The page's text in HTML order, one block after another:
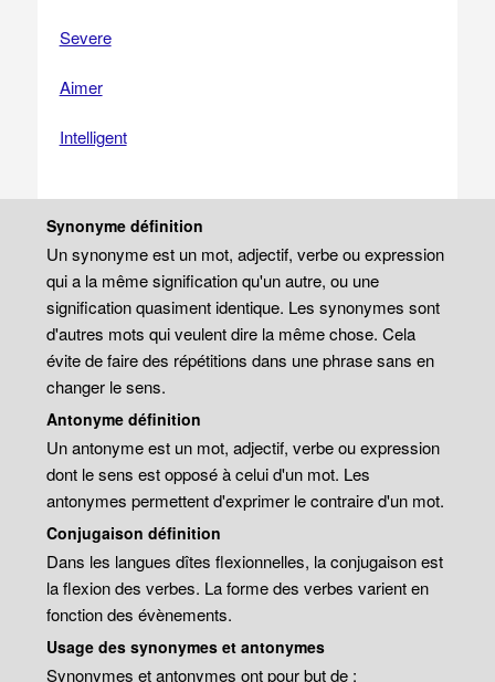
Severe
Aimer
Intelligent
Synonyme définition
Un synonyme est un mot, adjectif, verbe ou expression
qui a la même signification qu'un autre, ou une
signification quasiment identique. Les synonymes sont
d'autres mots qui veulent dire la même chose. Cela
évite de faire des répétitions dans une phrase sans en
changer le sens.
Antonyme définition
Un antonyme est un mot, adjectif, verbe ou expression
dont le sens est opposé à celui d'un mot. Les
antonymes permettent d'exprimer le contraire d'un mot.
Conjugaison définition
Dans les langues dîtes flexionnelles, la conjugaison est
la flexion des verbes. La forme des verbes varient en
fonction des évènements.
Usage des synonymes et antonymes
Synonymes et antonymes ont pour but de :